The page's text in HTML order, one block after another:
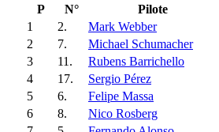
P N° Pilote
1
2. Mark Webber
2
7. Michael Schumacher
3
11. Rubens Barrichello
4
17. Sergio Pérez
5
6. Felipe Massa
6
8. Nico Rosberg